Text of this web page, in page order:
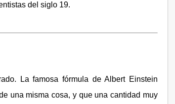
del siglo 19.
La famosa fórmula de Albert Einstein
una misma cosa, y que una cantidad muy